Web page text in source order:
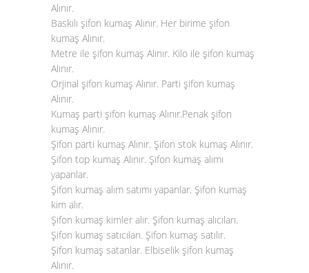
Alınır.
Baskılı şifon kumaş Alınır. Her birime şifon
kumaş Alınır.
Metre ile şifon kumaş Alınır. Kilo ile şifon kumaş
Alınır.
Orjinal şifon kumaş Alınır. Parti şifon kumaş
Alınır.
Kumaş parti şifon kumaş Alınır.Penak şifon
kumaş Alınır.
Şifon parti kumaş Alınır. Şifon stok kumaş Alınır.
Şifon top kumaş Alınır. Şifon kumaş alımı
yapanlar.
Şifon kumaş alım satımı yapanlar. Şifon kumaş
kim alır.
Şifon kumaş kimler alır. Şifon kumaş alıcıları.
Şifon kumaş satıcıları. Şifon kumaş satılır.
Şifon kumaş satanlar. Elbiselik şifon kumaş
Alınır.